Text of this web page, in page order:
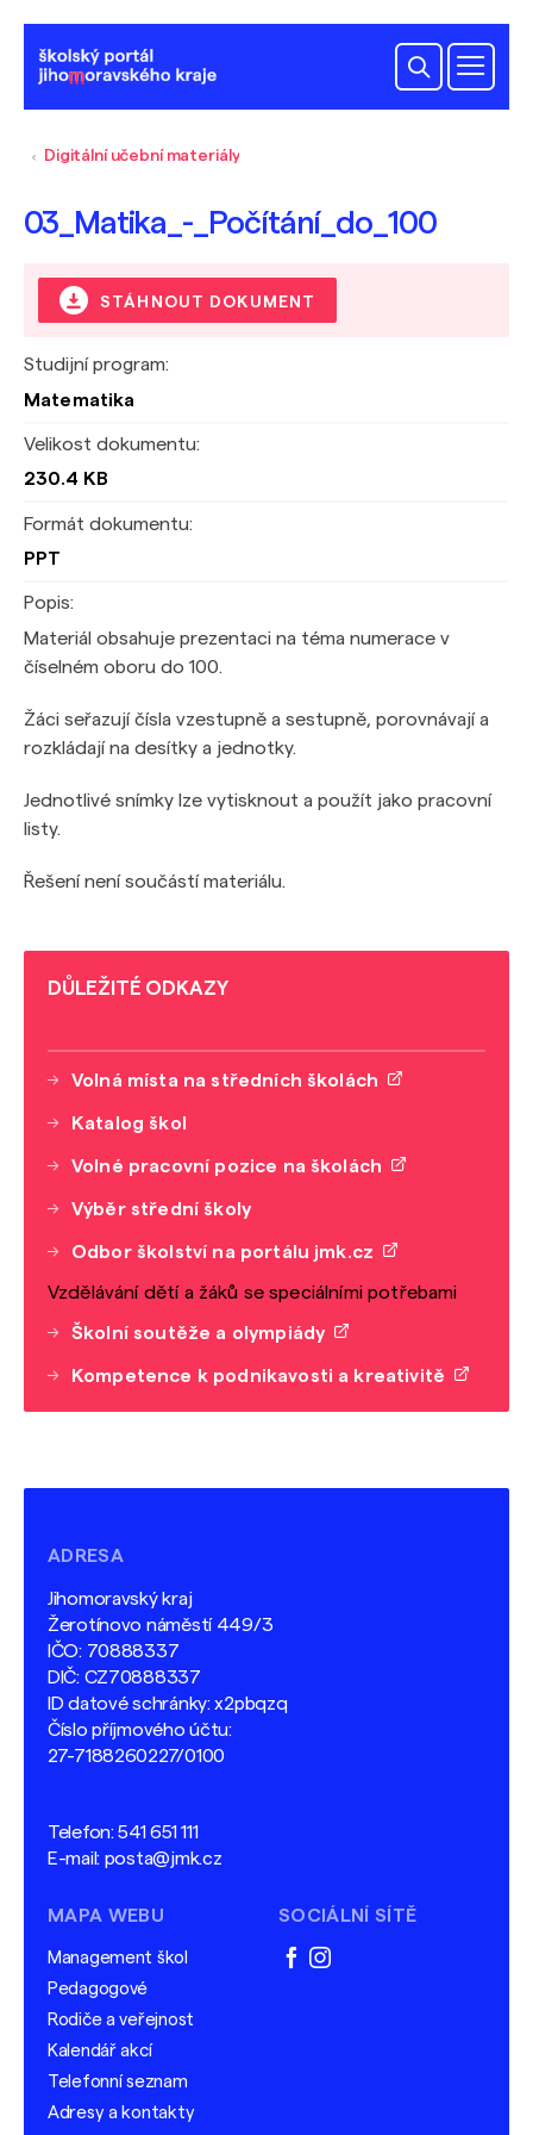
Digitální učební materiály
03_Matika_-_Počítání_do_100
STÁHNOUT DOKUMENT
Studijní program:
Matematika
Velikost dokumentu:
230.4 KB
Formát dokumentu:
PPT
Popis:
Materiál obsahuje prezentaci na téma numerace v
číselném oboru do 100.
Žáci seřazují čísla vzestupně a sestupně, porovnávají a
rozkládají na desítky a jednotky.
Jednotlivé snímky lze vytisknout a použít jako pracovní
listy.
Řešení není součástí materiálu.
DŮLEŽITÉ ODKAZY
Volná místa na středních školách
Katalog škol
Volné pracovní pozice na školách
Výběr střední školy
Odbor školství na portálu jmk.cz
Vzdělávání dětí a žáků se speciálními potřebami
Školní soutěže a olympiády
Kompetence k podnikavosti a kreativitě
ADRESA
Jihomoravský kraj
Žerotínovo náměstí 449/3
IČO: 70888337
DIČ: CZ70888337
ID datové schránky: x2pbqzq
Číslo příjmového účtu:
27-7188260227/0100
Telefon:541 651 111
E-mail: posta@jmk.cz
MAPA WEBU
Management škol
Pedagogové
Rodiče a veřejnost
Kalendář akcí
Telefonní seznam
Adresy a kontakty
SOCIÁLNÍ SÍTĚ
facebook
instagram